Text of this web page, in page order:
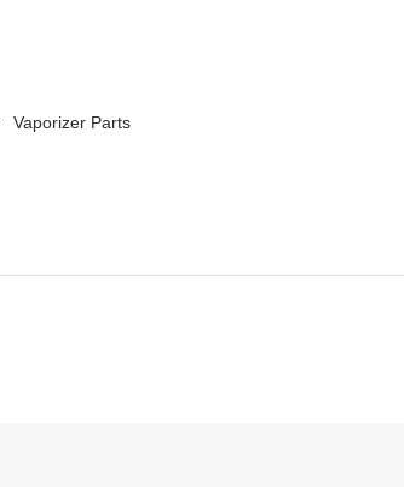
Vaporizer Parts